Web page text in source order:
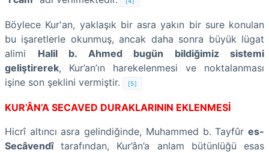
Böylece Kur'an, yaklaşık bir asra yakın bir sure konulan
bu işaretlerle okunmuş, ancak daha sonra büyük lügat
alimi Halil b. Ahmed bugün bildiğimiz sistemi
geliştirerek, Kur’an’ın harekelenmesi ve noktalanması
işine son şeklini vermiştir.
[5]
KUR’ÂN’A SECAVED DURAKLARININ EKLENMESİ
Hicrî altıncı asra gelindiğinde, Muhammed b. Tayfûr es-
Secâvendîtarafından, Kur’ân’a anlam bütünlüğü esas